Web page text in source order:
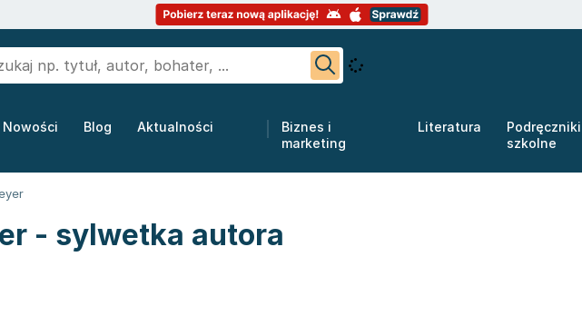
Nowości Blog Aktualności
Biznes i
marketing
Literatura
Podręczniki
szkolne
- sylwetka autora